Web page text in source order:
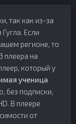
так как из-за
Если
регионе, то
плеера на
который у
ученица
без подписки,
В плеере
от